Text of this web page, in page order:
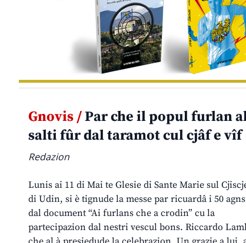
Gnovis /Par che il popul furlan
salti fûr dal taramot cul cjâf e vîf
Redazion
Lunis ai 11 di Mai te Glesie di Sante Marie sul
di Udin, si è tignude la messe par ricuardâ i 50 agns
dal document “Ai furlans che a crodin” cu la
partecipazion dal nestri vescul bons. Riccardo